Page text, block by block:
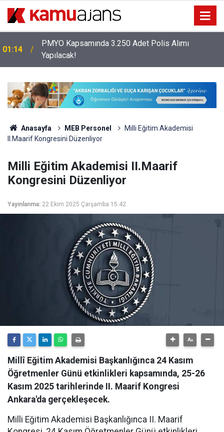
01:14
PMYO Kapsamında 3.250 Adet Polis Alımı
Yapılacak!
Anasayfa MEB Personel
Milli Eğitim Akademisi
II.Maarif Kongresini Düzenliyor
Milli Eğitim Akademisi II.Maarif
Kongresini Düzenliyor
Yayınlanma: 22 Ekim 2025 Çarşamba 15:42
Millî Eğitim Akademisi Başkanlığınca 24 Kasım
Öğretmenler Günü etkinlikleri kapsamında, 25-26
Kasım 2025 tarihlerinde II. Maarif Kongresi
Ankara'da gerçekleşecek.
Milli Eğitim Akademisi Başkanlığınca II. Maarif